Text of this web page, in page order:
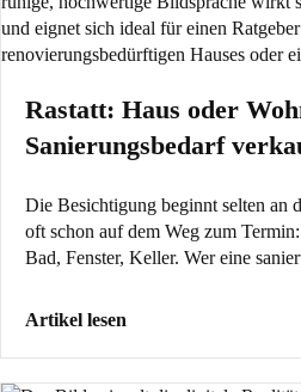
Rastatt: Haus oder
Sanierungsbedarf
Die Besichtigung beginnt selten an
oft schon auf dem Weg zum
Bad, Fenster, Keller. Wer eine
Artikel lesen